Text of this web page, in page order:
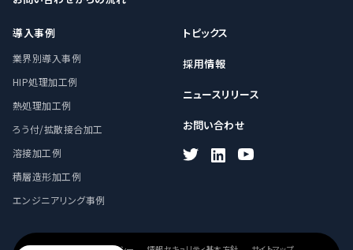
導入事例
業界別導入事例
HIP処理加工例
熱処理加工例
ろう付/拡散接合加工
溶接加工例
積層造形加工例
エンジニアリング事例
トピックス
採用情報
ニュースリリース
お問い合わせ